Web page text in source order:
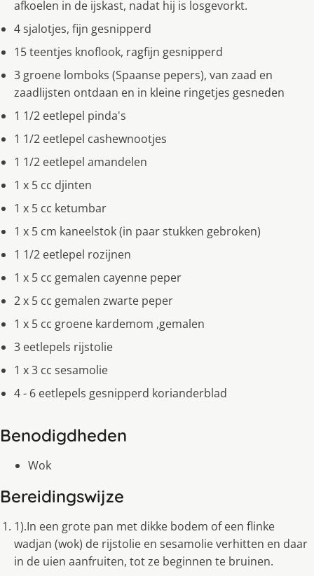
afkoelen in de ijskast, nadat hij is losgevorkt.
4 sjalotjes, fijn gesnipperd
15 teentjes knoflook, ragfijn gesnipperd
3 groene lomboks (Spaanse pepers), van zaad en
zaadlijsten ontdaan en in kleine ringetjes gesneden
1 1/2 eetlepel pinda's
1 1/2 eetlepel cashewnootjes
1 1/2 eetlepel amandelen
1 x 5 cc djinten
1 x 5 cc ketumbar
1 x 5 cm kaneelstok (in paar stukken gebroken)
1 1/2 eetlepel rozijnen
1 x 5 cc gemalen cayenne peper
2 x 5 cc gemalen zwarte peper
1 x 5 cc groene kardemom ,gemalen
3 eetlepels rijstolie
1 x 3 cc sesamolie
4 - 6 eetlepels gesnipperd korianderblad
Benodigdheden
Wok
Bereidingswijze
1).In een grote pan met dikke bodem of een flinke
wadjan (wok) de rijstolie en sesamolie verhitten en daar
in de uien aanfruiten, tot ze beginnen te bruinen.